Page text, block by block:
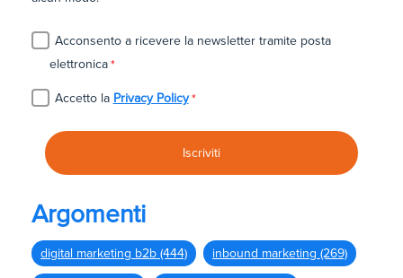
Acconsento a ricevere la newsletter tramite posta
elettronica*
Accetto la Privacy Policy *
Argomenti
digital marketing b2b (444) inbound marketing (269)